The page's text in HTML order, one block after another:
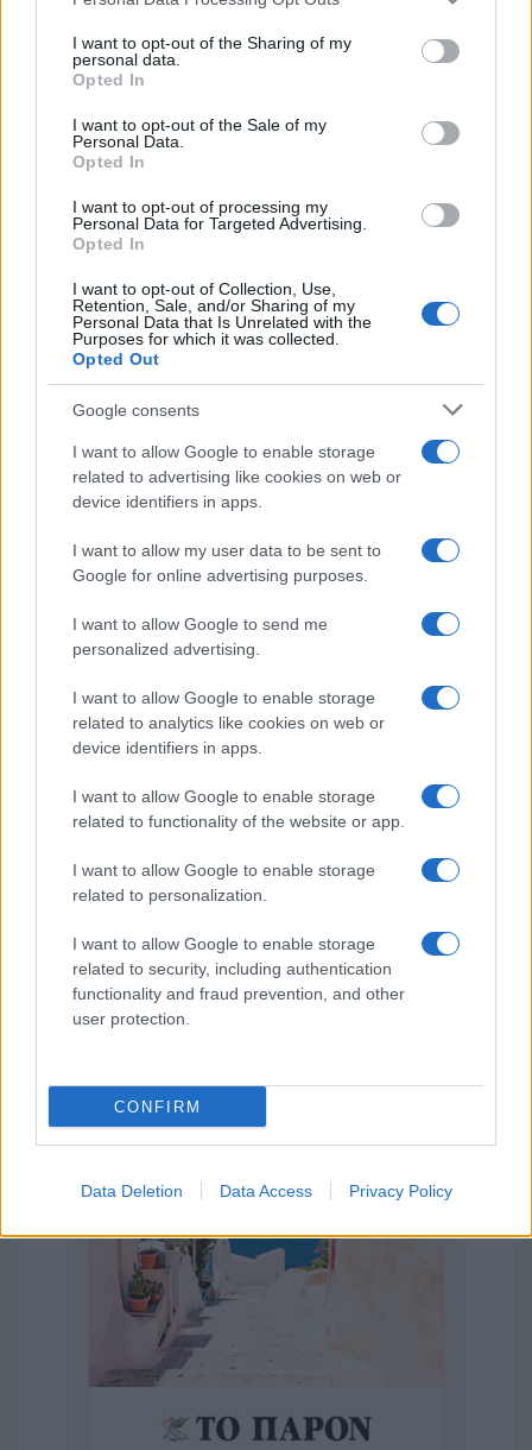
not limited to your visit or usage behaviour. You may click to
grant or deny consent to Google and its third-party tags to
use your data for below specified purposes in below Google
consent section.
I want to opt-out of the Sharing of my
personal data.
Opted In
I want to opt-out of the Sale of my
Personal Data.
Opted In
I want to opt-out of processing my
Personal Data for Targeted Advertising.
Opted In
I want to opt-out of Collection, Use,
Retention, Sale, and/or Sharing of my
Personal Data that Is Unrelated with the
Purposes for which it was collected.
Opted Out
Google consents
I want to allow Google to enable storage
related to advertising like cookies on web or
device identifiers in apps.
I want to allow my user data to be sent to
Google for online advertising purposes.
I want to allow Google to send me
personalized advertising.
I want to allow Google to enable storage
related to analytics like cookies on web or
device identifiers in apps.
I want to allow Google to enable storage
related to functionality of the website or app.
I want to allow Google to enable storage
related to personalization.
I want to allow Google to enable storage
related to security, including authentication
functionality and fraud prevention, and other
user protection.
CONFIRM
Data Deletion Data Access Privacy Policy
Η ΣΤΗΛΗ ΜΑΣ